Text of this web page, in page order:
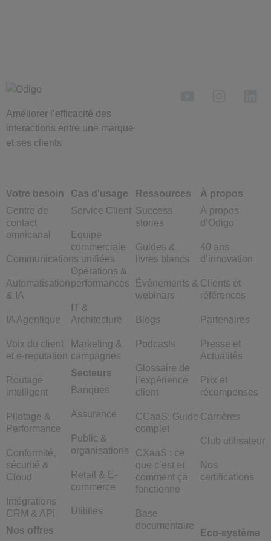
Améliorer l’efficacité des
interactions entre une marque
et ses clients
Votre besoin
Centre de
contact
omnicanal
Communications unifiées
Automatisation
& IA
IA Agentique
Voix du client
et e-reputation
Routage
intelligent
Pilotage &
Performance
Conformité,
sécurité &
Cloud
Intégrations
CRM & API
Nos offres
Cas d'usage
Service Client
Equipe
commerciale
Opérations &
performances
IT &
Architecture
Marketing &
campagnes
Secteurs
Banques
Assurance
Public &
organisations
Retail & E-
commerce
Utilities
Ressources
Success
stories
Guides &
livres blancs
Événements &
webinars
Blogs
Podcasts
Glossaire de
l’expérience
client
CCaaS: Guide
complet
CXaaS : ce
que c’est et
comment ça
fonctionne
Base
documentaire
À propos
À propos
d’Odigo
40 ans
d’innovation
Clients et
références
Partenaires
Presse et
Actualités
Prix et
récompenses
Carrières
Club utilisateur
Nos
certifications
Eco-système